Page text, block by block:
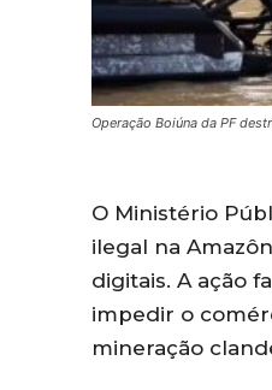
Operação Boiúna da PF
O Ministério
ilegal na
digitais. A ação
impedir o
mineração